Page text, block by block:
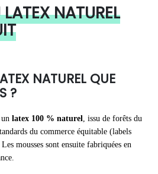
NATUREL
NATUREL QUE
?
latex 100 % naturel, issu de forêts du
du commerce équitable (labels
mousses sont ensuite fabriquées en